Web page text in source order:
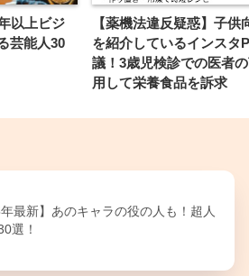
以上ビジ
芸能人30
【薬機法違反疑惑】子供
を紹介しているインスタ
議！3歳児検診での医者
用して栄養食品を訴求
年最新】あのキャラの役の人も！超人
選！